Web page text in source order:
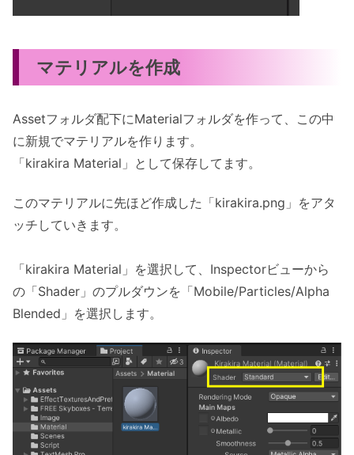
マテリアルを作成
Assetフォルダ配下にMaterialフォルダを作って、この中
に新規でマテリアルを作ります。
「kirakira Material」として保存してます。
このマテリアルに先ほど作成した「kirakira.png」をアタ
ッチしていきます。
「kirakira Material」を選択して、Inspectorビューから
の「Shader」のプルダウンを「Mobile/Particles/Alpha
Blended」を選択します。